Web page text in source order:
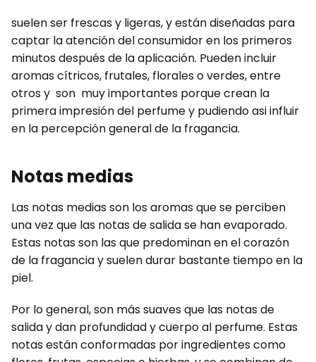
suelen ser frescas y ligeras, y están diseñadas para
captar la atención del consumidor en los primeros
minutos después de la aplicación. Pueden incluir
aromas cítricos, frutales, florales o verdes, entre
otros y son muy importantes porque crean la
primera impresión del perfume y pudiendo asi influir
en la percepción general de la fragancia.
Notas medias
Las notas medias son los aromas que se perciben
una vez que las notas de salida se han evaporado.
Estas notas son las que predominan en el corazón
de la fragancia y suelen durar bastante tiempo en la
piel.
Por lo general, son más suaves que las notas de
salida y dan profundidad y cuerpo al perfume. Estas
notas están conformadas por ingredientes como